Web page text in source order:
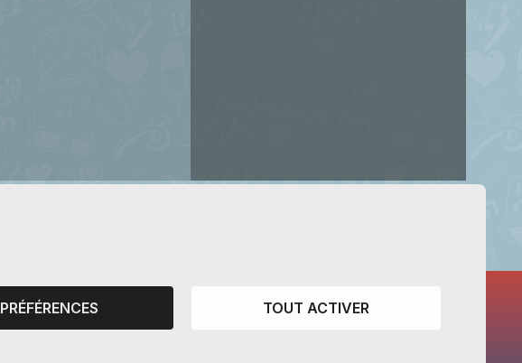
PRÉFÉRENCES TOUT ACTIVER